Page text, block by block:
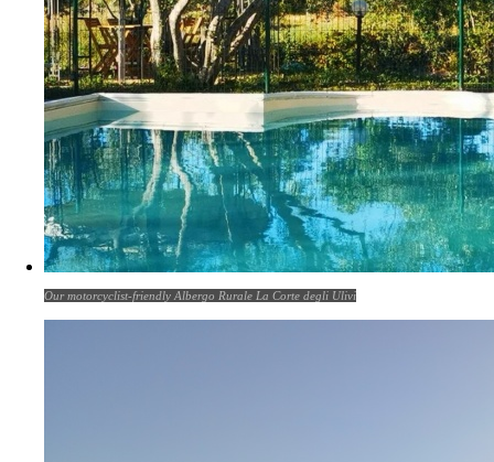
Our motorcyclist-friendly Albergo Rurale La Corte degli Ulivi